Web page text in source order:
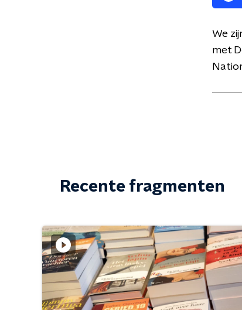
We
met
Recente fragmenten